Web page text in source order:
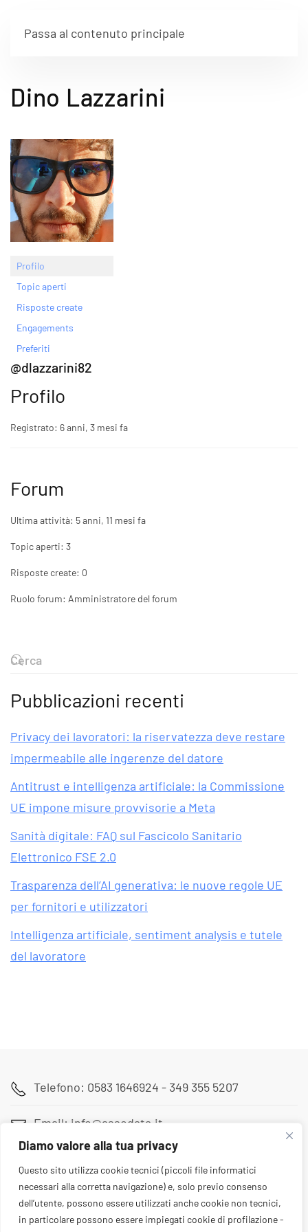
Diamo valore alla tua privacy
Questo sito utilizza cookie tecnici (piccoli file informatici
necessari alla corretta navigazione) e, solo previo consenso
dell’utente, possono essere utilizzati anche cookie non tecnici,
in particolare possono essere impiegati cookie di profilazione -
Passa al contenuto principale
Dino Lazzarini
Profilo
Topic aperti
Risposte create
Engagements
Preferiti
@dlazzarini82
Profilo
Registrato: 6 anni, 3 mesi fa
Forum
Ultima attività: 5 anni, 11 mesi fa
Topic aperti: 3
Risposte create: 0
Ruolo forum: Amministratore del forum
Pubblicazioni recenti
Privacy dei lavoratori: la riservatezza deve restare
impermeabile alle ingerenze del datore
Antitrust e intelligenza artificiale: la Commissione
UE impone misure provvisorie a Meta
Sanità digitale: FAQ sul Fascicolo Sanitario
Elettronico FSE 2.0
Trasparenza dell’AI generativa: le nuove regole UE
per fornitori e utilizzatori
Intelligenza artificiale, sentiment analysis e tutele
del lavoratore
Telefono: 0583 1646924 - 349 355 5207
Email: info@assodata.it